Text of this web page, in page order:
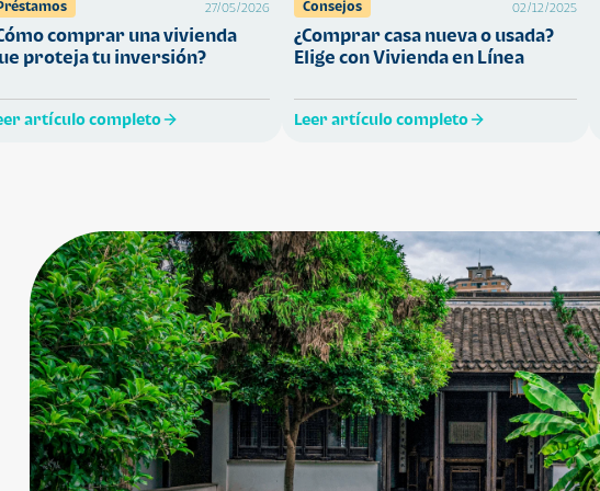
27/05/2026
comprar una vivienda
proteja tu inversión?
artículo completo
Consejos 02/12/2025
¿Comprar casa nueva o usada?
Elige con Vivienda en Línea
Leer artículo completo